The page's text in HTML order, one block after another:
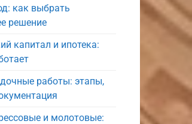
как выбрать
решение
капитал и ипотека:
работы: этапы,
и молотовые: